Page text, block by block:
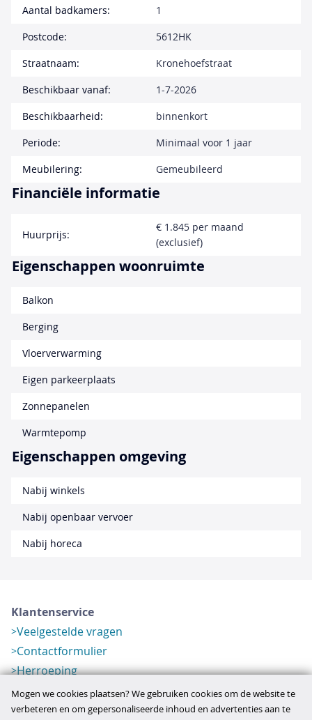
Aantal badkamers:
1
Postcode:
5612HK
Straatnaam:
Kronehoefstraat
Beschikbaar vanaf:
1-7-2026
Beschikbaarheid:
binnenkort
Periode:
Minimaal voor 1 jaar
Meubilering:
Gemeubileerd
Financiële informatie
Huurprijs:
€ 1.845 per maand
(exclusief)
Eigenschappen woonruimte
Balkon
Berging
Vloerverwarming
Eigen parkeerplaats
Zonnepanelen
Warmtepomp
Eigenschappen omgeving
Nabij winkels
Nabij openbaar vervoer
Nabij horeca
Klantenservice
Veelgestelde vragen
Contactformulier
Herroeping
Over ons
Bedrijfsgegevens
Mogen we cookies plaatsen? We gebruiken cookies om de website te
verbeteren en om gepersonaliseerde inhoud en advertenties aan te